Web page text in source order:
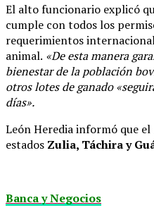
El alto funcionario explicó
cumple con todos los
requerimientos
animal. «De esta manera
bienestar de la población
otros lotes de ganado
días».
León Heredia informó que
estados Zulia, Táchira y
Banca y Negocios